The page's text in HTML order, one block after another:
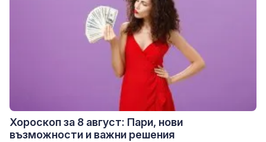
Хороскоп за 8 август: Пари, нови
възможности и важни решения